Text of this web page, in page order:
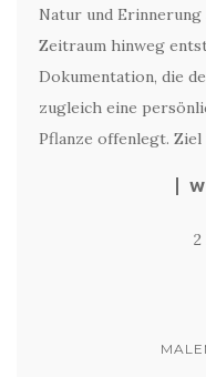
Natur und
Zeitraum hinweg
Dokumentation, die
zugleich eine
Pflanze offenlegt.